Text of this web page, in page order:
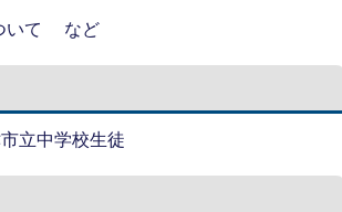
いて など
立中学校生徒